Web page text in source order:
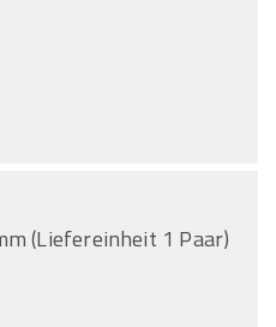
(Liefereinheit 1 Paar)